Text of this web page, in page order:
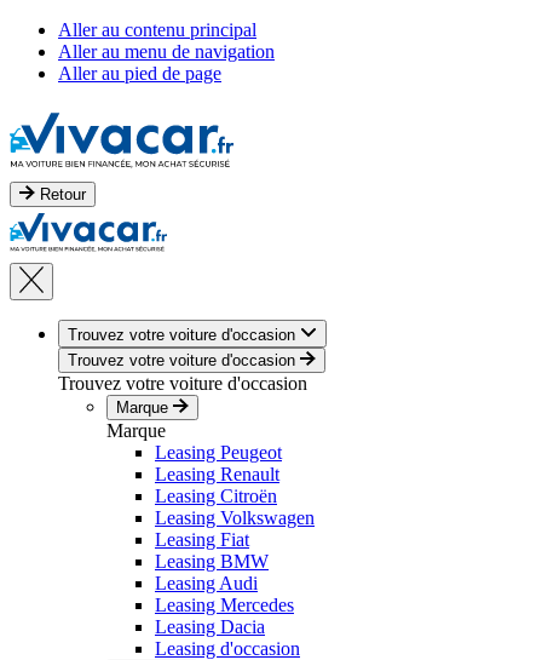
Aller au contenu principal
Aller au menu de navigation
Aller au pied de page
Retour
Trouvez votre voiture d'occasion
Trouvez votre voiture d'occasion
Trouvez votre voiture d'occasion
Marque
Marque
Leasing Peugeot
Leasing Renault
Leasing Citroën
Leasing Volkswagen
Leasing Fiat
Leasing BMW
Leasing Audi
Leasing Mercedes
Leasing Dacia
Leasing d'occasion